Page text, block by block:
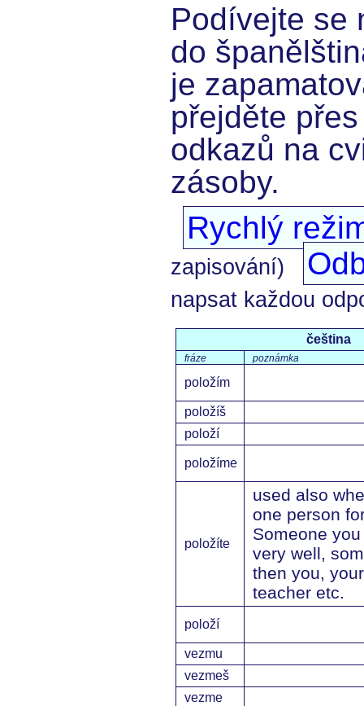
Podívejte se
do
je
přejděte
odkazů na
zásoby.
Rychlý
zapisování)
napsat každou
čeština
fráze poznámka
položím
položíš
položí
položíme
položíte
used also
one person
Someone
very well,
then you,
teacher etc.
položí
vezmu
vezmeš
vezme